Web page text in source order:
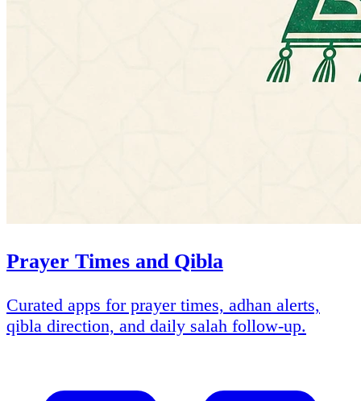
Prayer Times and Qibla
Curated apps for prayer times, adhan alerts,
qibla direction, and daily salah follow-up.